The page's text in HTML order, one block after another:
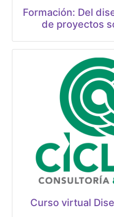
Formación: Del
de proyectos
Curso virtual